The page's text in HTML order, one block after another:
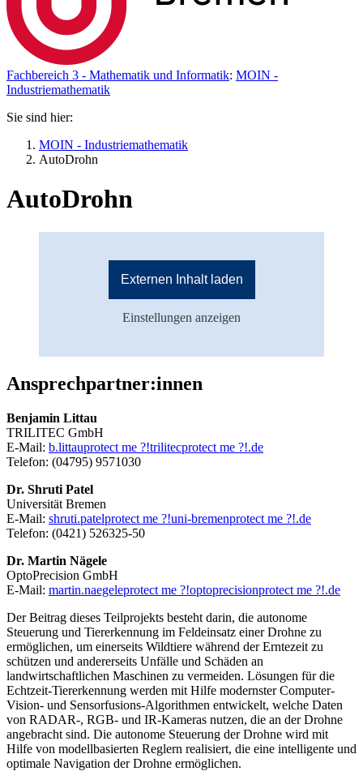
Fachbereich 3 - Mathematik und Informatik: MOIN -
Industriemathematik
Sie sind hier:
MOIN - Industriemathematik
AutoDrohn
AutoDrohn
Externen Inhalt laden
Einstellungen anzeigen
Ansprechpartner:innen
Benjamin Littau
TRILITEC GmbH
E-Mail: b.littauprotect me ?!trilitecprotect me ?!.de
Telefon: (04795) 9571030
Dr. Shruti Patel
Universität Bremen
E-Mail: shruti.patelprotect me ?!uni-bremenprotect me ?!.de
Telefon: (0421) 526325-50
Dr. Martin Nägele
OptoPrecision GmbH
E-Mail: martin.naegeleprotect me ?!optoprecisionprotect me ?!.de
Der Beitrag dieses Teilprojekts besteht darin, die autonome
Steuerung und Tiererkennung im Feldeinsatz einer Drohne zu
ermöglichen, um einerseits Wildtiere während der Erntezeit zu
schützen und andererseits Unfälle und Schäden an
landwirtschaftlichen Maschinen zu vermeiden. Lösungen für die
Echtzeit-Tiererkennung werden mit Hilfe modernster Computer-
Vision- und Sensorfusions-Algorithmen entwickelt, welche Daten
von RADAR-, RGB- und IR-Kameras nutzen, die an der Drohne
angebracht sind. Die autonome Steuerung der Drohne wird mit
Hilfe von modellbasierten Reglern realisiert, die eine intelligente und
optimale Navigation der Drohne ermöglichen.